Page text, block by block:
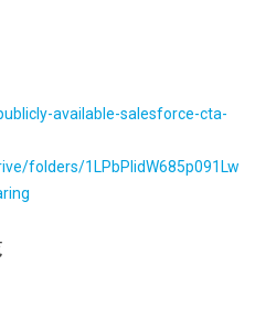
available-salesforce-cta-
folders/1LPbPIidW685p091Lw